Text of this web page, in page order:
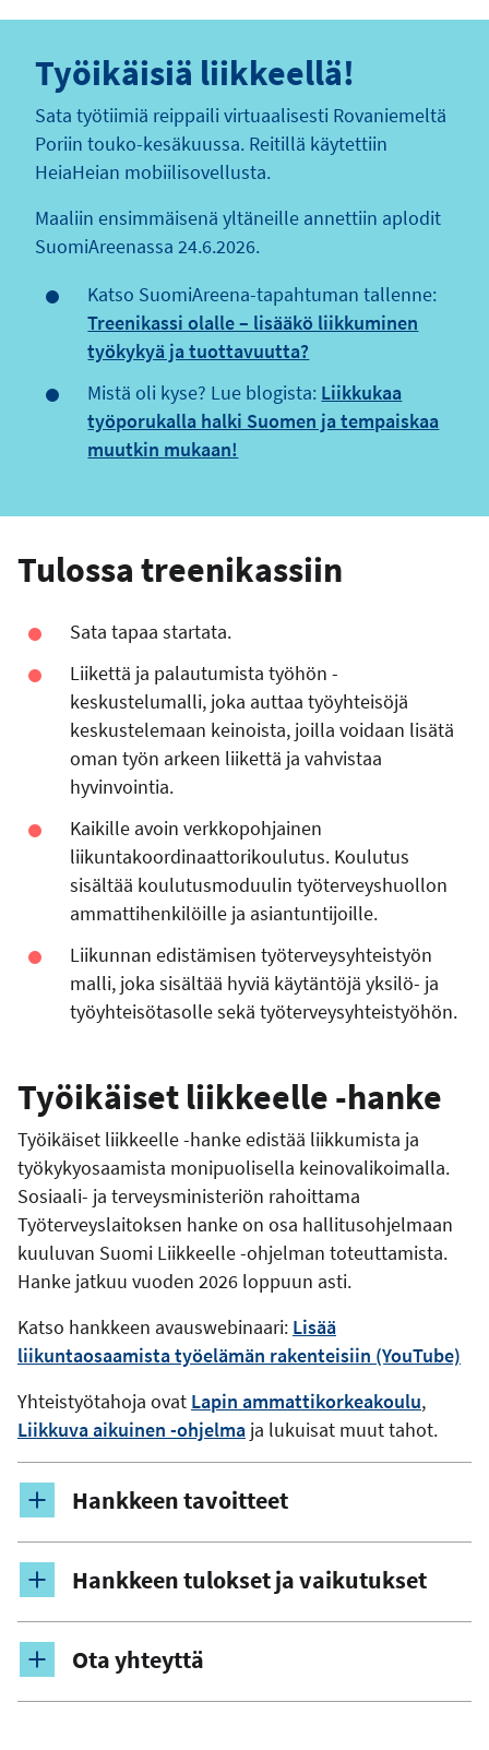
Työikäisiä liikkeellä!
Sata työtiimiä reippaili virtuaalisesti Rovaniemeltä
Poriin touko-kesäkuussa. Reitillä käytettiin
HeiaHeian mobiilisovellusta.
Maaliin ensimmäisenä yltäneille annettiin aplodit
SuomiAreenassa 24.6.2026.
Katso SuomiAreena-tapahtuman tallenne:
Treenikassi olalle – lisääkö liikkuminen
työkykyä ja tuottavuutta?
Mistä oli kyse? Lue blogista: Liikkukaa
työporukalla halki Suomen ja tempaiskaa
muutkin mukaan!
Tulossa treenikassiin
Sata tapaa startata.
Liikettä ja palautumista työhön -
keskustelumalli, joka auttaa työyhteisöjä
keskustelemaan keinoista, joilla voidaan lisätä
oman työn arkeen liikettä ja vahvistaa
hyvinvointia.
Kaikille avoin verkkopohjainen
liikuntakoordinaattorikoulutus. Koulutus
sisältää koulutusmoduulin työterveyshuollon
ammattihenkilöille ja asiantuntijoille.
Liikunnan edistämisen työterveysyhteistyön
malli, joka sisältää hyviä käytäntöjä yksilö- ja
työyhteisötasolle sekä työterveysyhteistyöhön.
Työikäiset liikkeelle -hanke
Työikäiset liikkeelle -hanke edistää liikkumista ja
työkykyosaamista monipuolisella keinovalikoimalla.
Sosiaali- ja terveysministeriön rahoittama
Työterveyslaitoksen hanke on osa hallitusohjelmaan
kuuluvan Suomi Liikkeelle -ohjelman toteuttamista.
Hanke jatkuu vuoden 2026 loppuun asti.
Katso hankkeen avauswebinaari: Lisää
liikuntaosaamista työelämän rakenteisiin (YouTube)
Yhteistyötahoja ovat Lapin ammattikorkeakoulu,
Liikkuva aikuinen -ohjelma ja lukuisat muut tahot.
Hankkeen tavoitteet
Hankkeen tulokset ja vaikutukset
Ota yhteyttä